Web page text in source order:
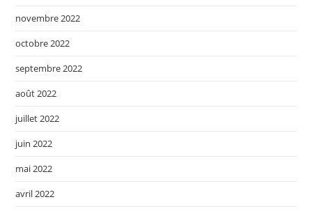
novembre 2022
octobre 2022
septembre 2022
août 2022
juillet 2022
juin 2022
mai 2022
avril 2022